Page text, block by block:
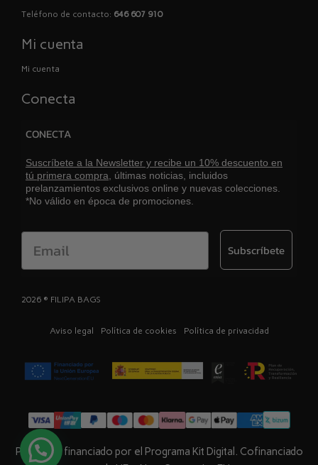
Teléfono de contacto: 646 607 910
Mi cuenta
Mi cuenta
Conecta
CONECTA
Suscríbete a la Newsletter y recibe un 10% descuento en
tú primera compra, últimas noticias, incluidos
prelanzamientos exclusivos online y nuevas colecciones.
*No válido en época de promociones.
Email Subscríbete
2026 ® FILIPA BAGS
Aviso legal Política de cookies Política de privacidad
Proyecto financiado por el Programa Kit Digital. Cofinanciado